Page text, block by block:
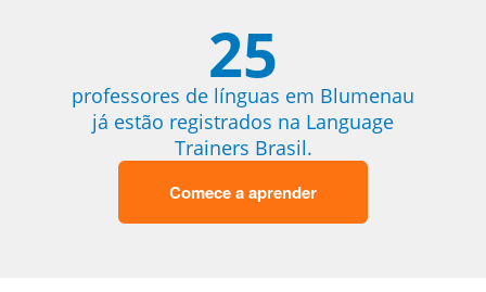
25
professores de línguas em Blumenau
já estão registrados na Language
Trainers Brasil.
Comece a aprender